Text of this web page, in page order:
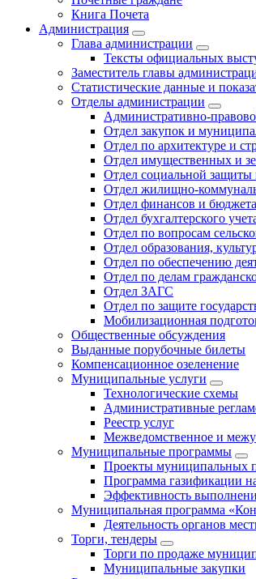
Книга Почета
Администрация
Глава администрации
Тексты официальных
Заместитель главы
Статистические данные и
Отделы администрации
Административно-
Отдел закупок и
Отдел по архитектуре и
Отдел имущественных и
Отдел социальной защиты
Отдел жилищно-
Отдел финансов и бюджета
Отдел бухгалтерского
Отдел по вопросам
Отдел образования,
Отдел по обеспечению
Отдел по делам
Отдел ЗАГС
Отдел по защите
Мобилизационная
Общественные обсуждения
Выданные порубочные билеты
Компенсационное озеленение
Муниципальные услуги
Технологические схемы
Административные
Реестр услуг
Межведомственное и
Муниципальные программы
Проекты муниципальных
Программа газификации
Эффективность
Муниципальная программа
Деятельность органов
Торги, тендеры
Торги по продаже
Муниципальные закупки